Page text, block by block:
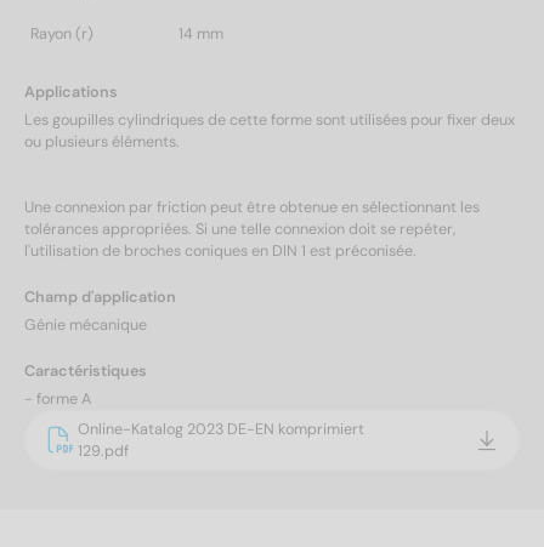
Rayon (r) 14 mm
Applications
Les goupilles cylindriques de cette forme sont utilisées pour fixer deux
ou plusieurs éléments.
Une connexion par friction peut être obtenue en sélectionnant les
tolérances appropriées. Si une telle connexion doit se repéter,
l'utilisation de broches coniques en DIN 1 est préconisée.
Champ d'application
Génie mécanique
Caractéristiques
- forme A
Online-Katalog 2023 DE-EN komprimiert
129.pdf